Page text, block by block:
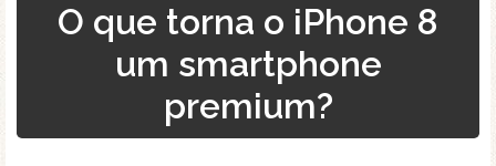
O que torna o iPhone 8
um smartphone
premium?